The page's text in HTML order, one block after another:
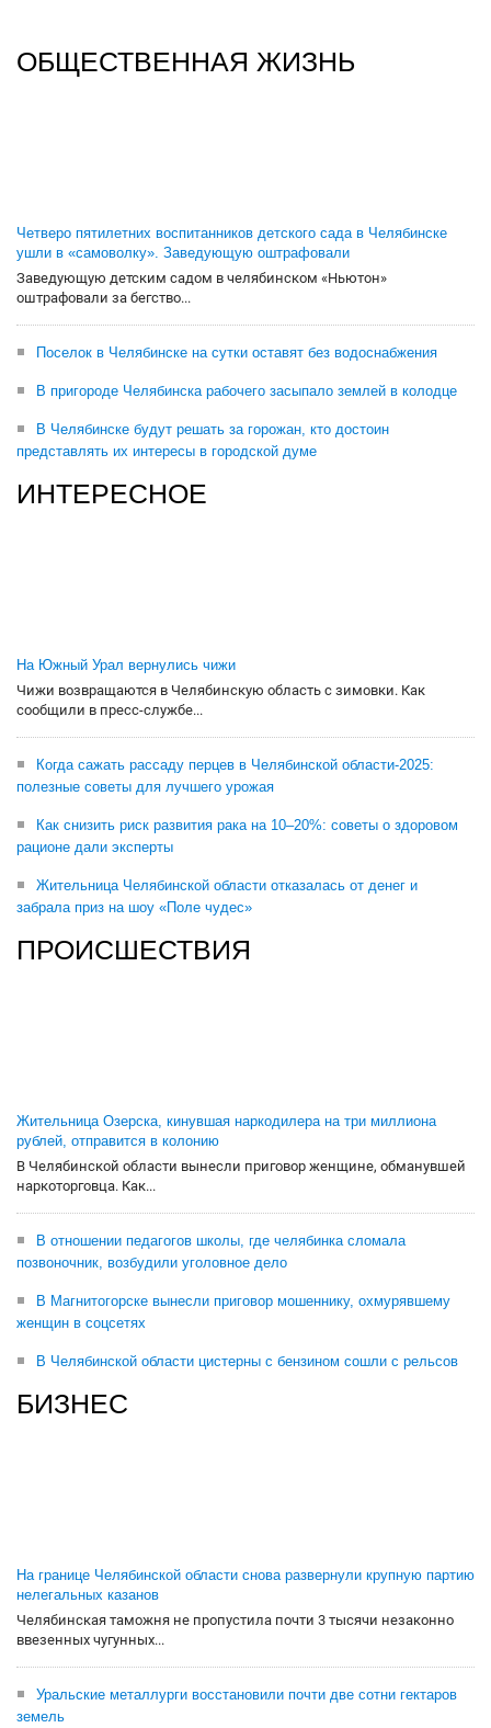
ОБЩЕСТВЕННАЯ ЖИЗНЬ
Четверо пятилетних воспитанников детского сада в Челябинске
ушли в «самоволку». Заведующую оштрафовали
Заведующую детским садом в челябинском «Ньютон»
оштрафовали за бегство...
Поселок в Челябинске на сутки оставят без водоснабжения
В пригороде Челябинска рабочего засыпало землей в колодце
В Челябинске будут решать за горожан, кто достоин
представлять их интересы в городской думе
ИНТЕРЕСНОЕ
На Южный Урал вернулись чижи
Чижи возвращаются в Челябинскую область с зимовки. Как
сообщили в пресс-службе...
Когда сажать рассаду перцев в Челябинской области-2025:
полезные советы для лучшего урожая
Как снизить риск развития рака на 10–20%: советы о здоровом
рационе дали эксперты
Жительница Челябинской области отказалась от денег и
забрала приз на шоу «Поле чудес»
ПРОИСШЕСТВИЯ
Жительница Озерска, кинувшая наркодилера на три миллиона
рублей, отправится в колонию
В Челябинской области вынесли приговор женщине, обманувшей
наркоторговца. Как...
В отношении педагогов школы, где челябинка сломала
позвоночник, возбудили уголовное дело
В Магнитогорске вынесли приговор мошеннику, охмурявшему
женщин в соцсетях
В Челябинской области цистерны с бензином сошли с рельсов
БИЗНЕС
На границе Челябинской области снова развернули крупную партию
нелегальных казанов
Челябинская таможня не пропустила почти 3 тысячи незаконно
ввезенных чугунных...
Уральские металлурги восстановили почти две сотни гектаров
земель